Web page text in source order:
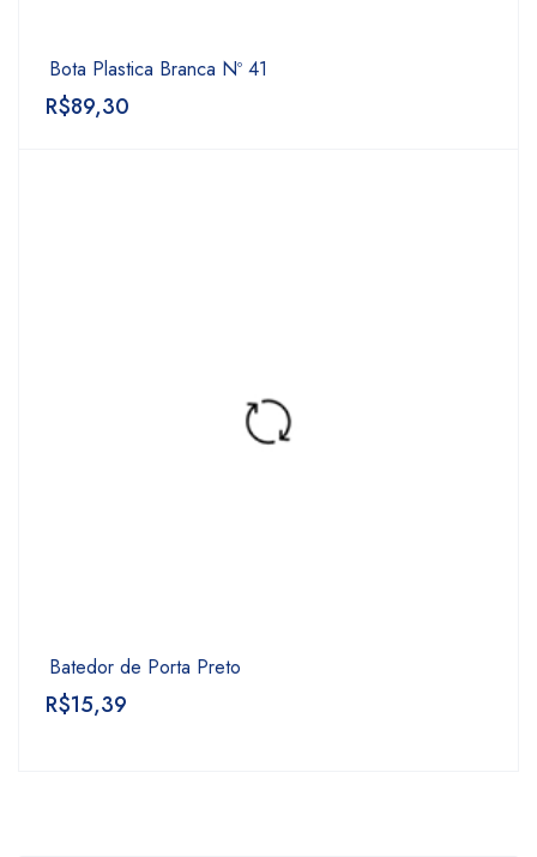
Bota Plastica Branca Nº 41
R$89,30
Batedor de Porta Preto
R$15,39